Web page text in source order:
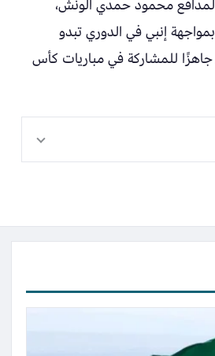
محمود حمدي الونش،
إنبي في الدوري تبدو
للمشاركة في مباريات كأس